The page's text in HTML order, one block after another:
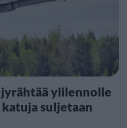
ylilennolle
suljetaan